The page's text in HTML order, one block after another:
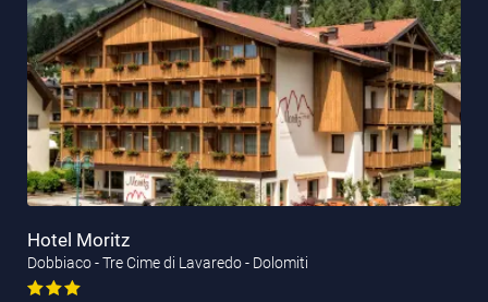
Hotel Moritz
Dobbiaco - Tre Cime di Lavaredo - Dolomiti